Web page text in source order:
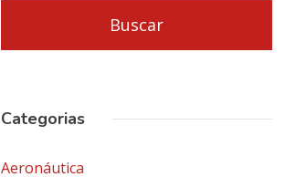
Categorias
Aeronáutica